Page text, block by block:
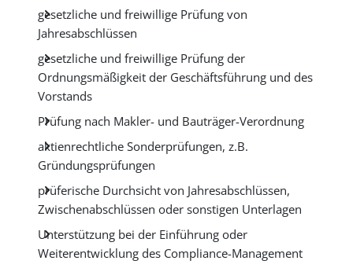
gesetzliche und freiwillige Prüfung von
Jahresabschlüssen
gesetzliche und freiwillige Prüfung der
Ordnungsmäßigkeit der Geschäftsführung und des
Vorstands
Prüfung nach Makler- und Bauträger-Verordnung
aktienrechtliche Sonderprüfungen, z.B.
Gründungsprüfungen
prüferische Durchsicht von Jahresabschlüssen,
Zwischenabschlüssen oder sonstigen Unterlagen
Unterstützung bei der Einführung oder
Weiterentwicklung des Compliance-Management